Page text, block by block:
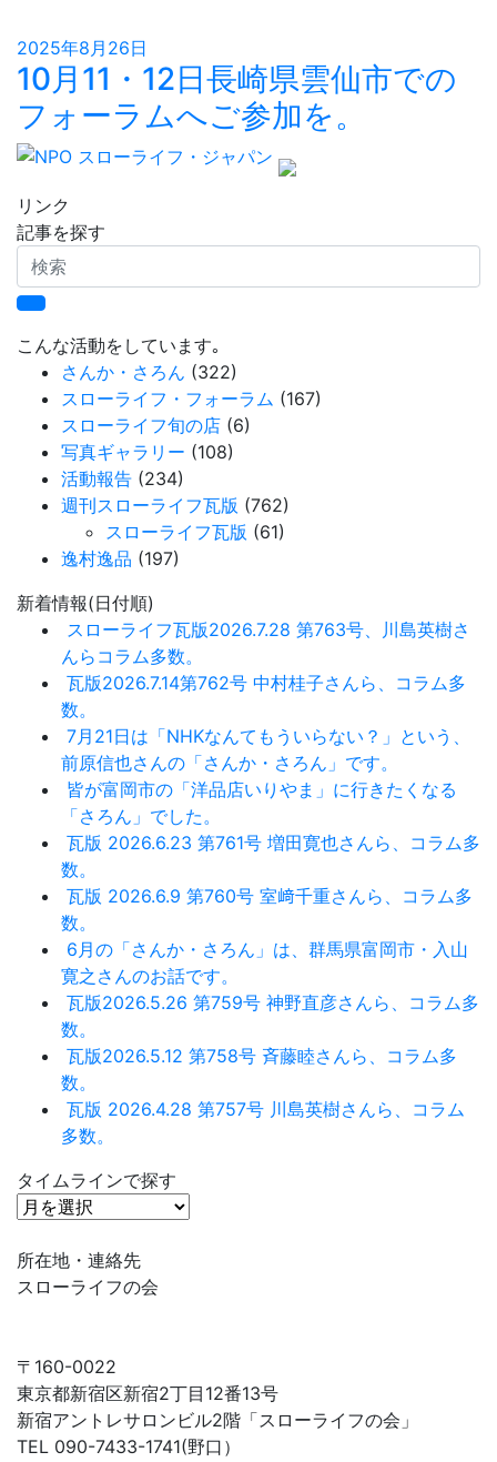
2025年8月26日
10月11・12日長崎県雲仙市での
フォーラムへご参加を。
リンク
記事を探す
検
索
こんな活動をしています｡
さんか・さろん (322)
スローライフ・フォーラム (167)
スローライフ旬の店 (6)
写真ギャラリー (108)
活動報告 (234)
週刊スローライフ瓦版 (762)
スローライフ瓦版 (61)
逸村逸品 (197)
新着情報(日付順)
スローライフ瓦版2026.7.28 第763号、川島英樹さ
んらコラム多数。
瓦版2026.7.14第762号 中村桂子さんら、コラム多
数。
7月21日は「NHKなんてもういらない？」という、
前原信也さんの「さんか・さろん」です。
皆が富岡市の「洋品店いりやま」に行きたくなる
「さろん」でした。
瓦版 2026.6.23 第761号 増田寛也さんら、コラム多
数。
瓦版 2026.6.9 第760号 室﨑千重さんら、コラム多
数。
6月の「さんか・さろん」は、群馬県富岡市・入山
寛之さんのお話です。
瓦版2026.5.26 第759号 神野直彦さんら、コラム多
数。
瓦版2026.5.12 第758号 斉藤睦さんら、コラム多
数。
瓦版 2026.4.28 第757号 川島英樹さんら、コラム
多数。
タイムラインで探す
タ
ム
ラ
で
探
す
所在地・連絡先
スローライフの会
〒160-0022
東京都新宿区新宿2丁目12番13号
新宿アントレサロンビル2階「スローライフの会」
TEL 090-7433-1741(野口）